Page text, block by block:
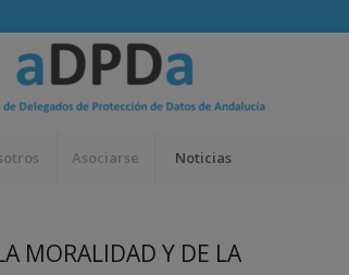
Asociarse Noticias
MORALIDAD Y DE LA